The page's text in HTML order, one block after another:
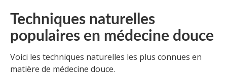
Techniques naturelles
populaires en médecine douce
Voici les techniques naturelles les plus connues en
matière de médecine douce.